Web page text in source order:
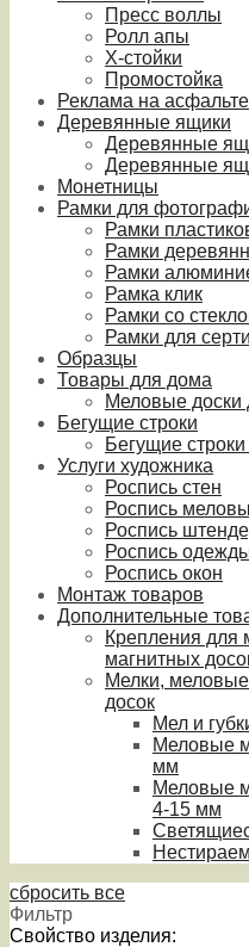
Пресс воллы
Ролл апы
Х-стойки
Промостойка
Реклама на асфальте
Деревянные ящики
Деревянные
Деревянные
Монетницы
Рамки для
Рамки
Рамки
Рамки
Рамка клик
Рамки со
Рамки для
Образцы
Товары для дома
Меловые доски
Бегущие строки
Бегущие
Услуги художника
Роспись стен
Роспись
Роспись
Роспись
Роспись окон
Монтаж товаров
Дополнительные
Крепления для
магнитных
Мелки,
досок
Мел и
Меловые
мм
Меловые
4-15 мм
сбросить все
Фильтр
Свойство изделия: